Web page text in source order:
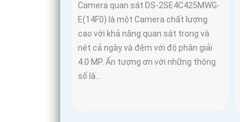
Camera quan sát DS-2SE4C425MWG-
E(14F0) là một Camera chất lượng
cao với khả năng quan sát trong và
nét cả ngày và đêm với độ phân giải
4.0 MP. Ấn tượng ơn với những thông
số là...